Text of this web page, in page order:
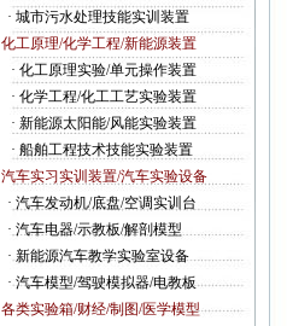
· 城市污水处理技能实训装置
化工原理/化学工程/新能源装置
· 化工原理实验/单元操作装置
· 化学工程/化工工艺实验装置
· 新能源太阳能/风能实验装置
· 船舶工程技术技能实验装置
汽车实习实训装置/汽车实验设备
· 汽车发动机/底盘/空调实训台
· 汽车电器/示教板/解剖模型
·新能源汽车教学实验室设备
·汽车模型/驾驶模拟器/电教板
各类实验箱/财经/制图/医学模型